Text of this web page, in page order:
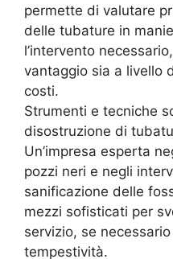
permette di valutare
delle tubature in
l’intervento
vantaggio sia a livello
costi.
Strumenti e tecniche
disostruzione di
Un’impresa esperta
pozzi neri e negli
sanificazione delle
mezzi sofisticati per
servizio, se
tempestività.